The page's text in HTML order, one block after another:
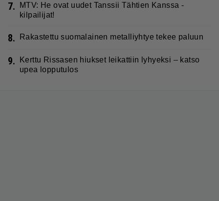
7.
MTV: He ovat uudet Tanssii Tähtien Kanssa -
kilpailijat!
8. Rakastettu suomalainen metalliyhtye tekee paluun
9.
Kerttu Rissasen hiukset leikattiin lyhyeksi – katso
upea lopputulos